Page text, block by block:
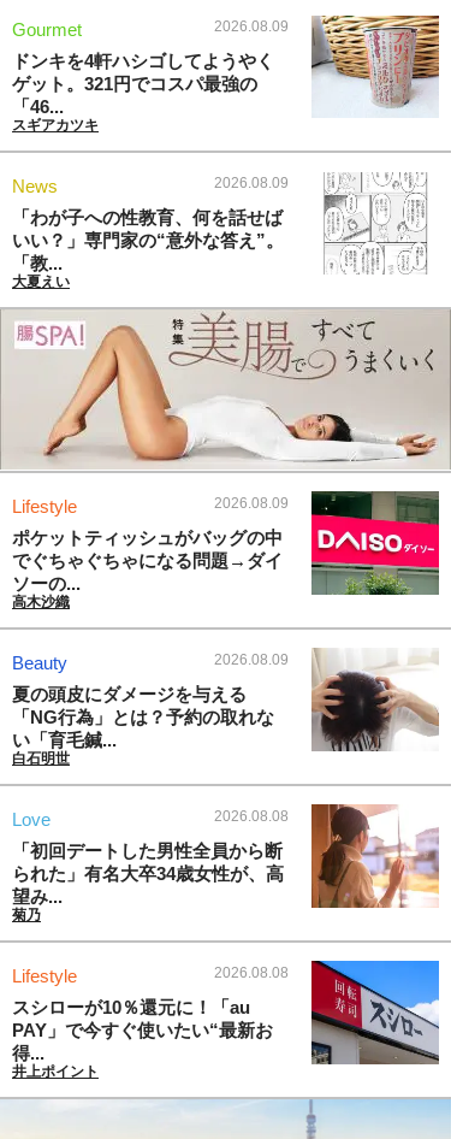
Gourmet 2026.08.09
ドンキを4軒ハシゴしてようやく
ゲット。321円でコスパ最強の
「46...
スギアカツキ
News 2026.08.09
「わが子への性教育、何を話せば
いい？」専門家の“意外な答え”。
「教...
大夏えい
Lifestyle 2026.08.09
ポケットティッシュがバッグの中
でぐちゃぐちゃになる問題→ダイ
ソーの...
高木沙織
Beauty 2026.08.09
夏の頭皮にダメージを与える
「NG行為」とは？予約の取れな
い「育毛鍼...
白石明世
Love 2026.08.08
「初回デートした男性全員から断
られた」有名大卒34歳女性が、高
望み...
菊乃
Lifestyle 2026.08.08
スシローが10％還元に！「au
PAY」で今すぐ使いたい“最新お
得...
井上ポイント